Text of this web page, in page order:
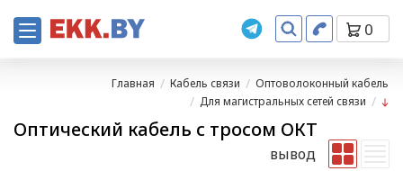
0
Главная Кабель связи
Оптоволоконный кабель
Для магистральных сетей связи
Оптический кабель с тросом ОКТ
вывод